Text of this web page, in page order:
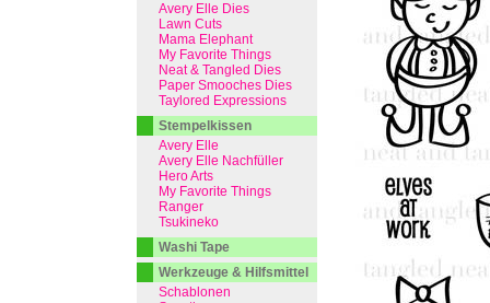
Avery Elle Dies
Lawn Cuts
Mama Elephant
My Favorite Things
Neat & Tangled Dies
Paper Smooches Dies
Taylored Expressions
Stempelkissen
Avery Elle
Avery Elle Nachfüller
Hero Arts
My Favorite Things
Ranger
Tsukineko
Washi Tape
Werkzeuge & Hilfsmittel
Schablonen